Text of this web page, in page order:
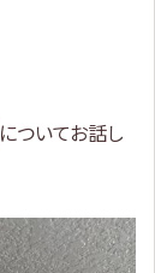
についてお話し